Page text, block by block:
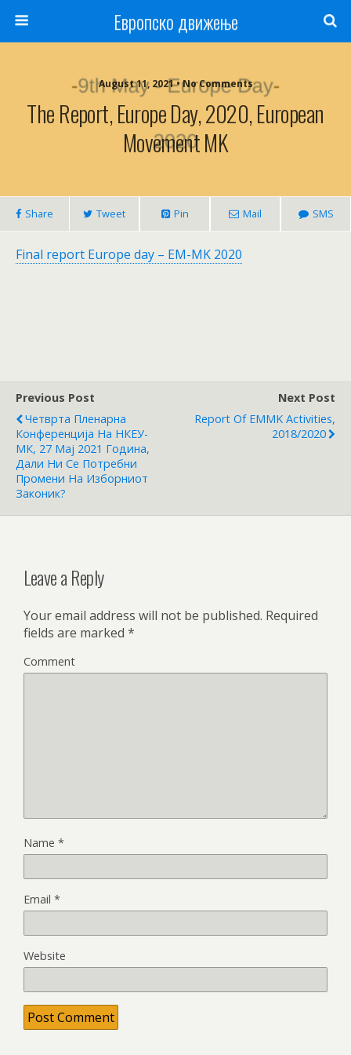
Европско движење
August 11, 2021 • No Comments
The Report, Europe Day, 2020, European
Movement MK
Share Tweet Pin Mail SMS
Final report Europe day – EM-MK 2020
Previous Post
Четврта Пленарна
Конференција На НКЕУ-
МК, 27 Мај 2021 Година,
Дали Ни Се Потребни
Промени На Изборниот
Законик?
Next Post
Report Of EMMK Activities,
2018/2020
Leave a Reply
Your email address will not be published. Required
fields are marked *
Comment
Name *
Email *
Website